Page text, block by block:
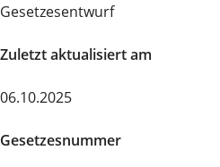
Gesetzesentwurf
Zuletzt aktualisiert am
06.10.2025
Gesetzesnummer